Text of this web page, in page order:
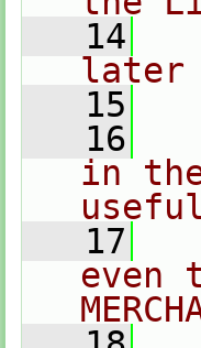
   14
later
   15
   16
in
   17
even